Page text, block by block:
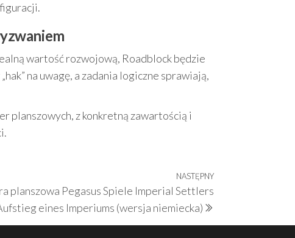
wartość rozwojową, Roadblock będzie
na uwagę, a zadania logiczne sprawiają,
planszowych, z konkretną zawartością i
Następny
wpis
NASTĘPNY
planszowa Pegasus Spiele Imperial Settlers
eines Imperiums (wersja niemiecka)